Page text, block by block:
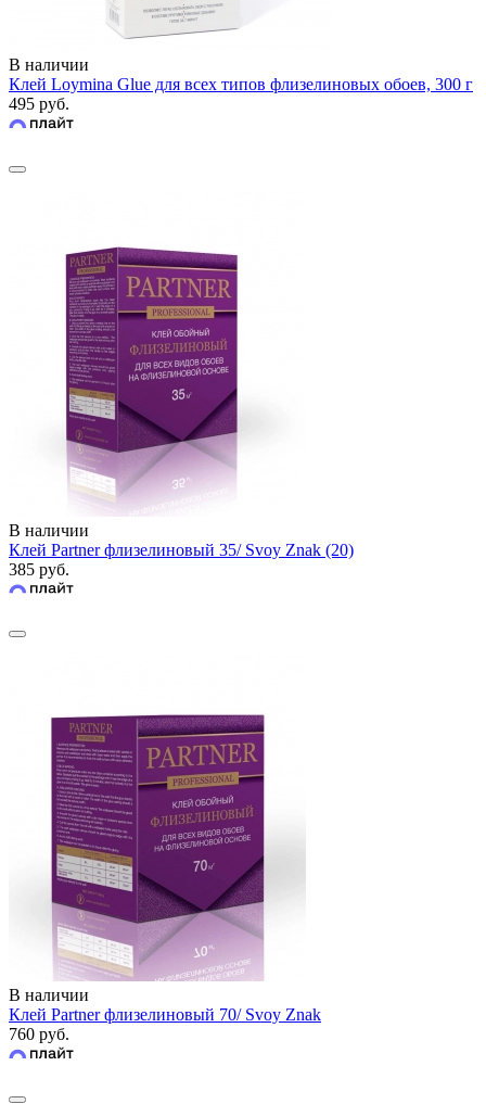
В наличии
Клей Loymina Glue для всех типов флизелиновых обоев, 300 г
495 руб.
В наличии
Клей Partner флизелиновый 35/ Svoy Znak (20)
385 руб.
В наличии
Клей Partner флизелиновый 70/ Svoy Znak
760 руб.